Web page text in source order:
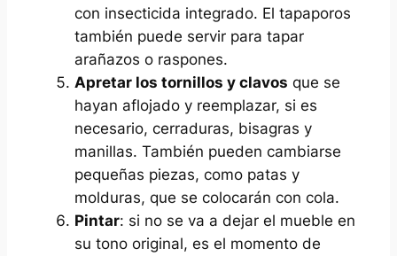
con insecticida integrado. El tapaporos
también puede servir para tapar
arañazos o raspones.
Apretar los tornillos y clavos que se
hayan aflojado y reemplazar, si es
necesario, cerraduras, bisagras y
manillas. También pueden cambiarse
pequeñas piezas, como patas y
molduras, que se colocarán con cola.
Pintar: si no se va a dejar el mueble en
su tono original, es el momento de